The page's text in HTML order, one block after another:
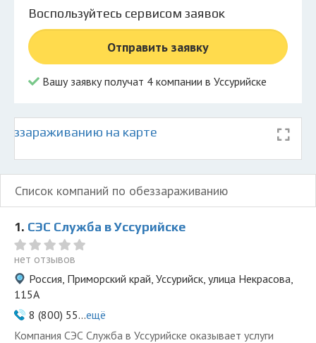
Личный кабинет
© 2026 Все права защищены
Воспользуйтесь сервисом заявок
Отправить заявку
Вашу заявку получат 4 компании в Уссурийске
на карте
Список компаний по обеззараживанию
1. СЭС Служба в Уссурийске
нет отзывов
Россия, Приморский край, Уссурийск, улица Некрасова,
115А
8 (800) 55...ещё
Компания СЭС Служба в Уссурийске оказывает услуги